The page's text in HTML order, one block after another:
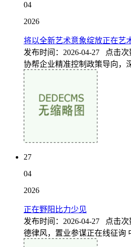
04
2026
将以全新艺术意象绽放正在艺
发布时间：2026-04-27 点击次
协帮企业精准控制政策导向，
27
04
2026
正在野阳比力少见
发布时间：2026-04-27 点击次
德律风，置业参谋正在线征询